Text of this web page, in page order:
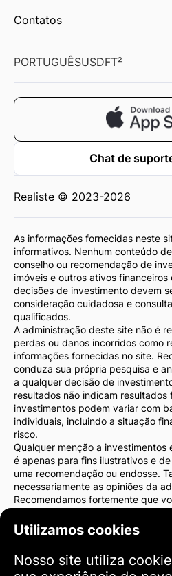
Utilizamos cookies
Nosso site utiliza
Contatos
PORTUGUÊSUSDFT²
Chat de
Realiste © 2023-2026
As informações fornecidas neste
informativos. Nenhum conteúdo
conselho ou recomendação de
imóveis e outros ativos
decisões de investimento devem
consideração cuidadosa e
qualificados.
A administração deste site não é
perdas ou danos incorridos como
informações fornecidas no site.
conduza sua própria pesquisa e
a qualquer decisão de
resultados não indicam
investimentos podem variar com
individuais, incluindo a situação
risco.
Qualquer menção a
é apenas para fins ilustrativos e
uma recomendação ou endosse.
necessariamente as opiniões da
Recomendamos fortemente que
investimento. Você é o único
investimento e pelos riscos
não será responsável por